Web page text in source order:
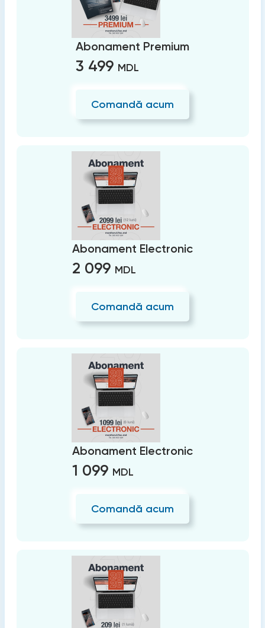
Abonament Premium
3 499 MDL
Comandă acum
Abonament Electronic
2 099 MDL
Comandă acum
Abonament Electronic
1 099 MDL
Comandă acum